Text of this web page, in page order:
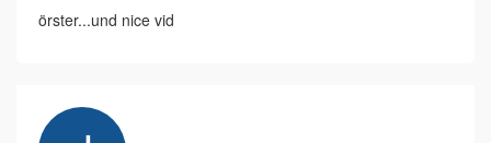
örster...und nice vid